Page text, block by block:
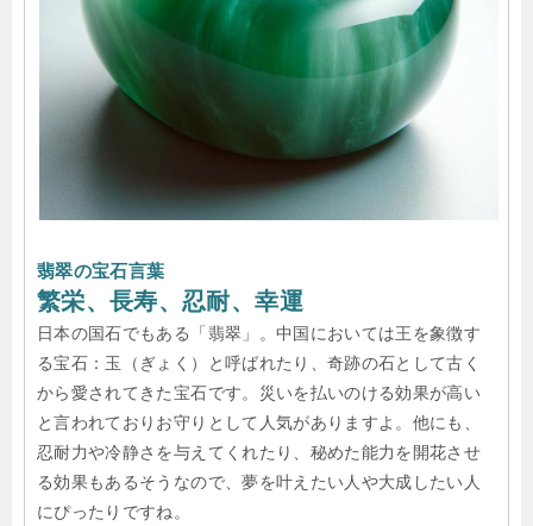
翡翠の宝石言葉
繁栄、長寿、忍耐、幸運
日本の国石でもある「翡翠」。中国においては王を象徴す
る宝石：玉（ぎょく）と呼ばれたり、奇跡の石として古く
から愛されてきた宝石です。災いを払いのける効果が高い
と言われておりお守りとして人気がありますよ。他にも、
忍耐力や冷静さを与えてくれたり、秘めた能力を開花させ
る効果もあるそうなので、夢を叶えたい人や大成したい人
にぴったりですね。